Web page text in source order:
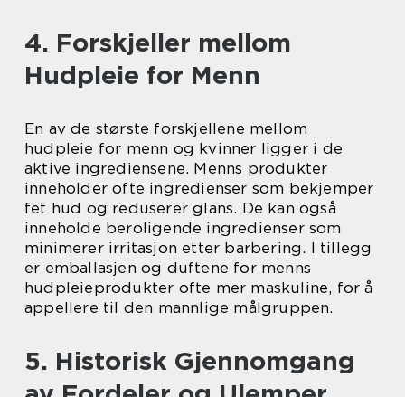
4. Forskjeller mellom
Hudpleie for Menn
En av de største forskjellene mellom
hudpleie for menn og kvinner ligger i de
aktive ingrediensene. Menns produkter
inneholder ofte ingredienser som bekjemper
fet hud og reduserer glans. De kan også
inneholde beroligende ingredienser som
minimerer irritasjon etter barbering. I tillegg
er emballasjen og duftene for menns
hudpleieprodukter ofte mer maskuline, for å
appellere til den mannlige målgruppen.
5. Historisk Gjennomgang